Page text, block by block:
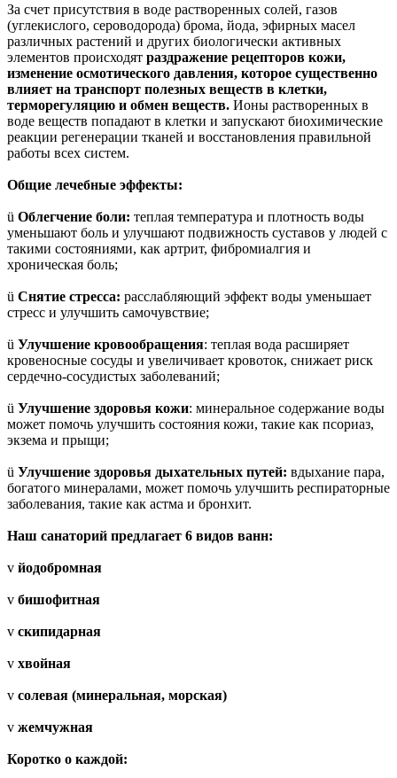
За счет присутствия в воде растворенных солей, газов
(углекислого, сероводорода) брома, йода, эфирных масел
различных растений и других биологически активных
элементов происходят раздражение рецепторов кожи,
изменение осмотического давления, которое существенно
влияет на транспорт полезных веществ в клетки,
терморегуляцию и обмен веществ. Ионы растворенных в
воде веществ попадают в клетки и запускают биохимические
реакции регенерации тканей и восстановления правильной
работы всех систем.
Общие лечебные эффекты:
ü Облегчение боли: теплая температура и плотность воды
уменьшают боль и улучшают подвижность суставов у людей с
такими состояниями, как артрит, фибромиалгия и
хроническая боль;
ü Снятие стресса: расслабляющий эффект воды уменьшает
стресс и улучшить самочувствие;
ü Улучшение кровообращения: теплая вода расширяет
кровеносные сосуды и увеличивает кровоток, снижает риск
сердечно-сосудистых заболеваний;
ü Улучшение здоровья кожи: минеральное содержание воды
может помочь улучшить состояния кожи, такие как псориаз,
экзема и прыщи;
ü Улучшение здоровья дыхательных путей: вдыхание пара,
богатого минералами, может помочь улучшить респираторные
заболевания, такие как астма и бронхит.
Наш санаторий предлагает 6 видов ванн:
v йодобромная
v бишофитная
v скипидарная
v хвойная
v солевая (минеральная, морская)
v жемчужная
Коротко о каждой: